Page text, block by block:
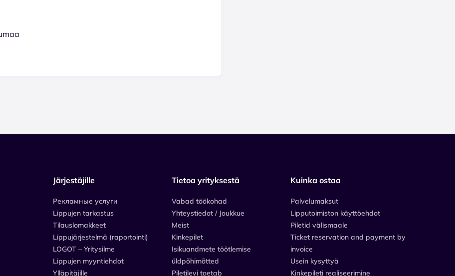
Järjestäjille
Рекламные услуги
Lippujen tarkastus
Tilauslomakkeet
Lippujärjestelmä (raportointi)
LOGOT – Yritysilme
Lippujen myyntiehdot
Ylläpitäjille
Tietoa yrityksestä
Vabad töökohad
Yhteystiedot / Joukkue
Meist
Kinkepilet
Isikuandmete töötlemise
üldpõhimõtted
Piletilevi toetab
Kuinka ostaa
Palvelumaksut
Lipputoimiston käyttöehdot
Piletid välismaale
Ticket reservation and payment by
invoice
Usein kysyttyä
Kinkepileti realiseerimine